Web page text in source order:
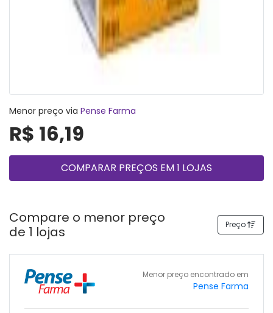
Menor preço via Pense Farma
R$ 16,19
COMPARAR PREÇOS EM 1 LOJAS
Compare o menor preço
de 1 lojas
Preço
Menor preço encontrado em
Pense Farma